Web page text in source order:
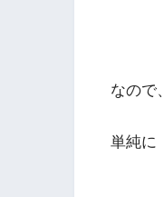
なので
単純に